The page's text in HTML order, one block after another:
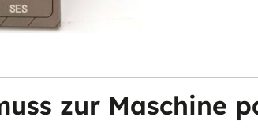
zur Maschine